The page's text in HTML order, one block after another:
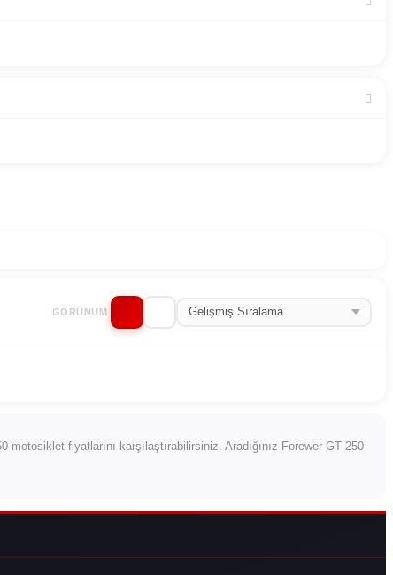
GÖRÜNÜM
motosiklet fiyatlarını karşılaştırabilirsiniz. Aradığınız Forewer GT 250